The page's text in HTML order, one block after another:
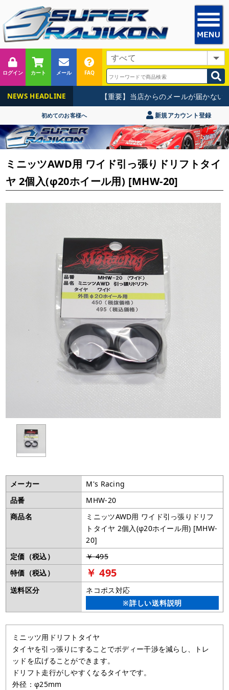
ログイン カート メール FAQ
NEWS HEADLINE 【重要】当店からのメールが届かない
初めてのお客様へ 新規アカウント登録
ミニッツAWD用 ワイド引っ張りドリフトタイ
ヤ 2個入(φ20ホイール用) [MHW-20]
メーカー
M's Racing
品番
MHW-20
商品名
ミニッツAWD用 ワイド引っ張りドリフ
トタイヤ 2個入(φ20ホイール用) [MHW-
20]
定価（税込）
￥ 495
特価（税込）
￥ 495
送料区分
ネコポス対応
※詳しい送料説明
ミニッツ用ドリフトタイヤ
タイヤを引っ張りにすることでボディー干渉を減らし、トレ
ッドを広げることができます。
ドリフト走行がしやすくなるタイヤです。
外径：φ25mm